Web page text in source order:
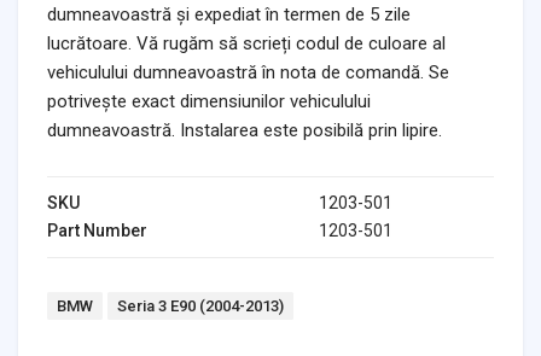
dumneavoastră și expediat în termen de 5 zile
lucrătoare. Vă rugăm să scrieți codul de culoare al
vehiculului dumneavoastră în nota de comandă. Se
potrivește exact dimensiunilor vehiculului
dumneavoastră. Instalarea este posibilă prin lipire.
SKU
1203-501
Part Number
1203-501
Tags:
BMW Seria 3 E90 (2004-2013)